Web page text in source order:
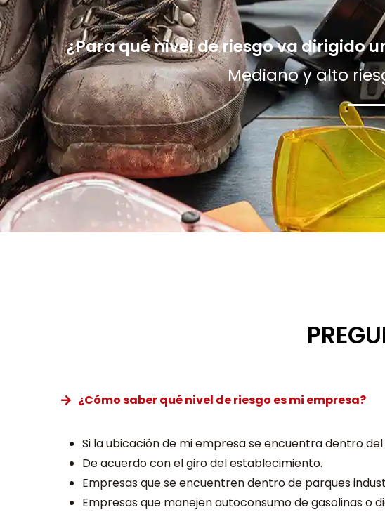
¿Para qué nivel de riesgo va dirigido
Mediano y alto
¿Cómo saber qué nivel de riesgo es mi empresa?
Si la ubicación de mi empresa se encuentra dentro
De acuerdo con el giro del establecimiento.
Empresas que se encuentren dentro de parques
Empresas que manejen autoconsumo de gasolinas o